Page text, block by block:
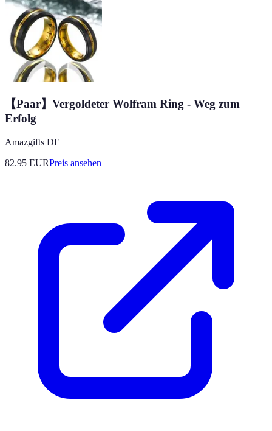
【Paar】Vergoldeter Wolfram Ring - Weg zum
Erfolg
Amazgifts DE
82.95 EURPreis ansehen